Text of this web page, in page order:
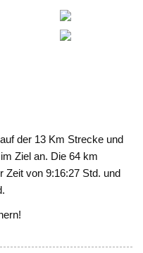
der 13 Km Strecke und
Ziel an. Die 64 km
Zeit von 9:16:27 Std. und